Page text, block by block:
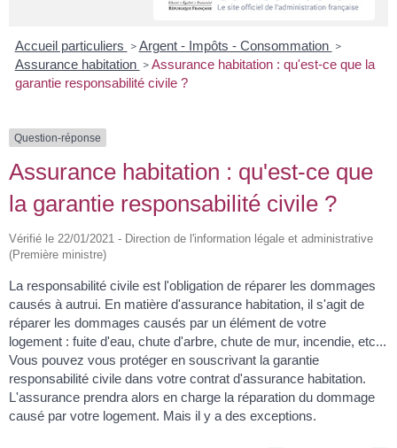
Accueil particuliers > Argent - Impôts - Consommation >
Assurance habitation > Assurance habitation : qu'est-ce que la
garantie responsabilité civile ?
Question-réponse
Assurance habitation : qu'est-ce que
la garantie responsabilité civile ?
Vérifié le 22/01/2021 - Direction de l'information légale et administrative
(Première ministre)
La responsabilité civile est l'obligation de réparer les dommages
causés à autrui. En matière d'assurance habitation, il s'agit de
réparer les dommages causés par un élément de votre
logement : fuite d'eau, chute d'arbre, chute de mur, incendie, etc...
Vous pouvez vous protéger en souscrivant la garantie
responsabilité civile dans votre contrat d'assurance habitation.
L'assurance prendra alors en charge la réparation du dommage
causé par votre logement. Mais il y a des exceptions.